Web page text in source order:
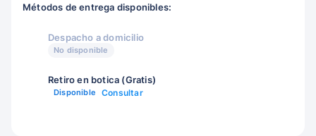
Métodos de entrega disponibles:
Despacho a domicilio
No disponible
Retiro en botica (Gratis)
Disponible Consultar